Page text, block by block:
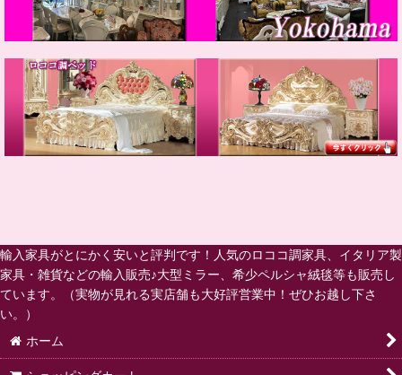
輸入家具がとにかく安いと評判です！人気のロココ調家具、イタリア製
家具・雑貨などの輸入販売♪大型ミラー、希少ペルシャ絨毯等も販売し
ています。（実物が見れる実店舗も大好評営業中！ぜひお越し下さ
い。）
ホーム